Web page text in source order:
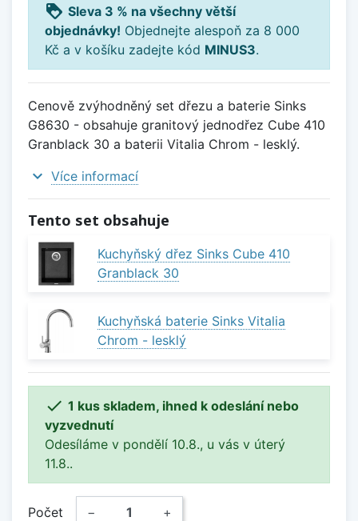
loyalty Sleva 3 % na všechny větší
objednávky! Objednejte alespoň za 8 000
Kč a v košíku zadejte kód MINUS3.
Cenově zvýhodněný set dřezu a baterie Sinks
G8630 - obsahuje granitový jednodřez Cube 410
Granblack 30 a baterii Vitalia Chrom - lesklý.
expand_more Více informací
Tento set obsahuje
Kuchyňský dřez Sinks Cube 410
Granblack 30
Kuchyňská baterie Sinks Vitalia
Chrom - lesklý
 1 kus skladem, ihned k odeslání nebo
vyzvednutí
Odesíláme v pondělí 10.8., u vás v úterý
11.8..
Počet − +